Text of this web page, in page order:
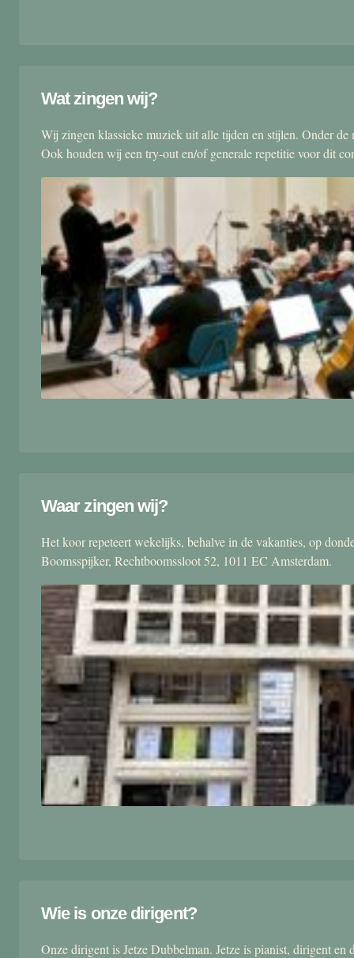
Wat zingen wij?
Wij zingen klassieke muziek uit alle tijden en stijlen. Onder
Ook houden wij een try-out en/of generale repetitie voor dit
Waar zingen wij?
Het koor repeteert wekelijks, behalve in de vakanties, op
Boomsspijker, Rechtboomssloot 52, 1011 EC Amsterdam.
Wie is onze dirigent?
Onze dirigent is Jetze Dubbelman. Jetze is pianist, dirigent